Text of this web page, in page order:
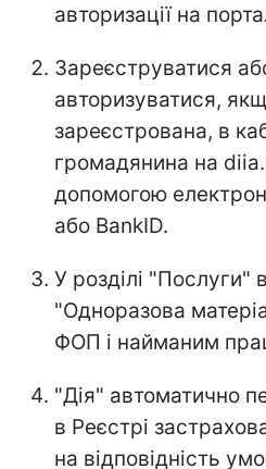
авторизації на
Зареєструватися
авторизуватися,
зареєстрована, в
громадянина на
допомогою
або BankID.
У розділі "Послуги"
"Одноразова
ФОП і найманим
"Дія" автоматично
в Реєстрі
на відповідність